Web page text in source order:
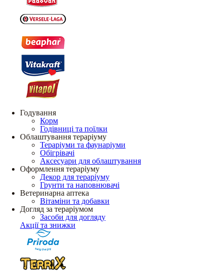
Годування
Корм
Годівниці та поїлки
Облаштування тераріуму
Тераріуми та фаунаріуми
Обігрівачі
Аксесуари для облаштування
Оформлення тераріуму
Декор для тераріуму
Грунти та наповнювачі
Ветеринарна аптека
Вітаміни та добавки
Догляд за тераріумом
Засоби для догляду
Акції та знижки